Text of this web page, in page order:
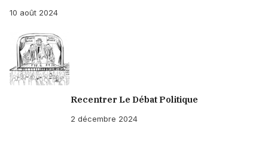
10 août 2024
Recentrer Le Débat Politique
2 décembre 2024